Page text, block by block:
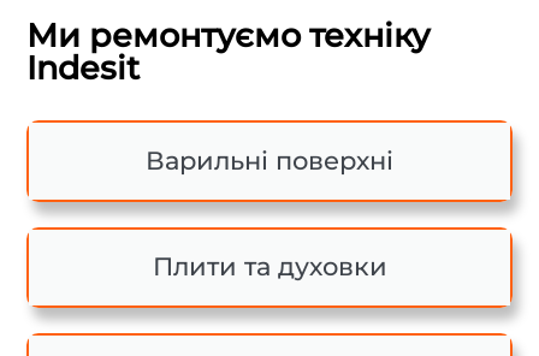
Ми ремонтуємо техніку
Indesit
Варильні поверхні
Плити та духовки